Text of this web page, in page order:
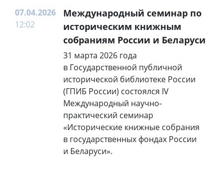
07.04.2026
12:02
Международный семинар по
историческим книжным
собраниям России и Беларуси
31 марта 2026 года
в Государственной публичной
исторической библиотеке России
(ГПИБ России) состоялся IV
Международный научно-
практический семинар
«Исторические книжные собрания
в государственных фондах России
и Беларуси».